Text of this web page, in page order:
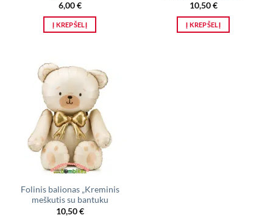
6,00€
Į KREPŠELĮ
10,50€
Į KREPŠELĮ
Folinis balionas „Kreminis
meškutis su bantuku
10,50€